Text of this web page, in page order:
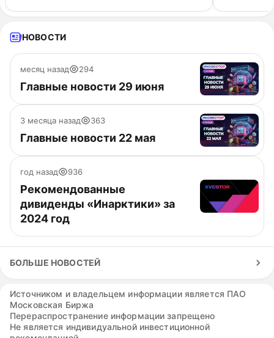
НОВОСТИ
месяц назад 294
Главные новости 29 июня
3 месяца назад 363
Главные новости 22 мая
год назад 936
Рекомендованные
дивиденды «Инарктики» за
2024 год
БОЛЬШЕ НОВОСТЕЙ
Источником и владельцем информации является ПАО
Московская Биржа
Перераспространение информации запрещено
Не является индивидуальной инвестиционной